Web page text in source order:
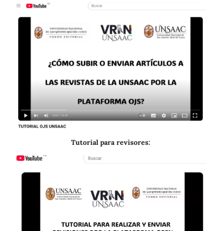
Tutorial para revisores: